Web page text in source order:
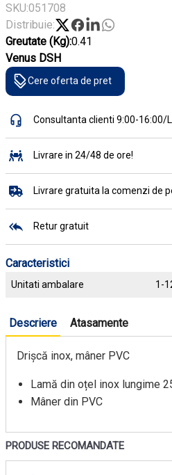
SKU:051708
Distribuie:
Greutate (Kg):0.41
Venus DSH
Cere oferta de pret
Consultanta clienti 9:00-16:00/
Livrare in 24/48 de ore!
Livrare gratuita la comenzi de
Retur gratuit
Caracteristici
Unitati ambalare 1-
Descriere Atasamente
Drișcă inox, mâner PVC
Lamă din oțel inox lungime
Mâner din PVC
PRODUSE RECOMANDATE